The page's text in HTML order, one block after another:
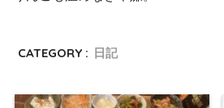
CATEGORY : 日記